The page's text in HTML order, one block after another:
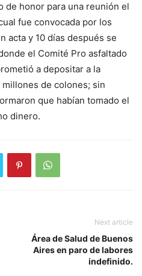
de honor para una reunión el
fue convocada por los
acta y 10 días después se
el Comité Pro asfaltado
a depositar a la
de colones; sin
que habían tomado el
dinero.
Next article
Área de Salud de Buenos
Aires en paro de labores
indefinido.